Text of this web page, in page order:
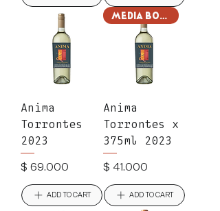
Anima
Torrontes
2023
Precio
$ 69.000
ADD TO CART
Media Botella
Anima
Torrontes x
375ml 2023
Precio
$ 41.000
ADD TO CART